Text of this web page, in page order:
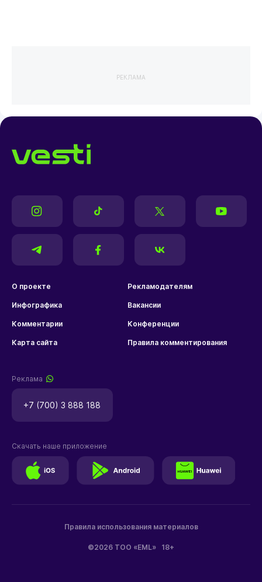
РЕКЛАМА
О проекте Рекламодателям
Инфографика Вакансии
Комментарии Конференции
Карта сайта Правила комментирования
Реклама
+7 (700) 3 888 188
©2026 ТОО «EML» 18+
Правила использования материалов
Скачать наше приложение